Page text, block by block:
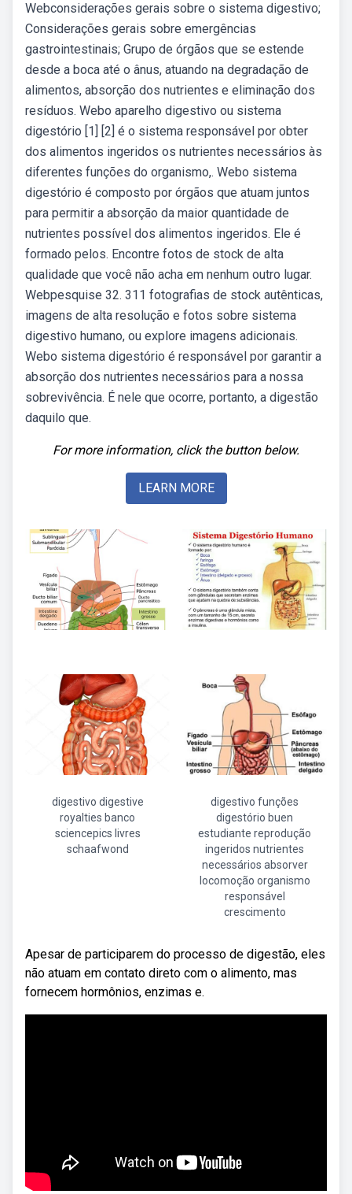
Webconsiderações gerais sobre o sistema digestivo;
Considerações gerais sobre emergências
gastrointestinais; Grupo de órgãos que se estende
desde a boca até o ânus, atuando na degradação de
alimentos, absorção dos nutrientes e eliminação dos
resíduos. Webo aparelho digestivo ou sistema
digestório [1] [2] é o sistema responsável por obter
dos alimentos ingeridos os nutrientes necessários às
diferentes funções do organismo,. Webo sistema
digestório é composto por órgãos que atuam juntos
para permitir a absorção da maior quantidade de
nutrientes possível dos alimentos ingeridos. Ele é
formado pelos. Encontre fotos de stock de alta
qualidade que você não acha em nenhum outro lugar.
Webpesquise 32. 311 fotografias de stock autênticas,
imagens de alta resolução e fotos sobre sistema
digestivo humano, ou explore imagens adicionais.
Webo sistema digestório é responsável por garantir a
absorção dos nutrientes necessários para a nossa
sobrevivência. É nele que ocorre, portanto, a digestão
daquilo que.
For more information, click the button below.
LEARN MORE
digestivo digestive
royalties banco
sciencepics livres
schaafwond
digestivo funções
digestório buen
estudiante reprodução
ingeridos nutrientes
necessários absorver
locomoção organismo
responsável
crescimento
Apesar de participarem do processo de digestão, eles
não atuam em contato direto com o alimento, mas
fornecem hormônios, enzimas e.